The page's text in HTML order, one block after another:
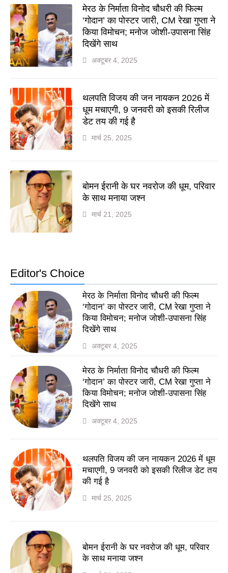
मेरठ के निर्माता विनोद चौधरी की फिल्म
‘गोदान’ का पोस्टर जारी, CM रेखा गुप्ता ने
किया विमोचन; मनोज जोशी-उपासना सिंह
दिखेंगे साथ
अक्टूबर 4, 2025
थलपति विजय की जन नायकन 2026 में
धूम मचाएगी, 9 जनवरी को इसकी रिलीज
डेट तय की गई है
मार्च 25, 2025
बोमन ईरानी के घर नवरोज की धूम, परिवार
के साथ मनाया जश्न
मार्च 21, 2025
Editor's Choice
मेरठ के निर्माता विनोद चौधरी की फिल्म
‘गोदान’ का पोस्टर जारी, CM रेखा गुप्ता ने
किया विमोचन; मनोज जोशी-उपासना सिंह
दिखेंगे साथ
अक्टूबर 4, 2025
मेरठ के निर्माता विनोद चौधरी की फिल्म
‘गोदान’ का पोस्टर जारी, CM रेखा गुप्ता ने
किया विमोचन; मनोज जोशी-उपासना सिंह
दिखेंगे साथ
अक्टूबर 4, 2025
थलपति विजय की जन नायकन 2026 में धूम
मचाएगी, 9 जनवरी को इसकी रिलीज डेट तय
की गई है
मार्च 25, 2025
बोमन ईरानी के घर नवरोज की धूम, परिवार
के साथ मनाया जश्न